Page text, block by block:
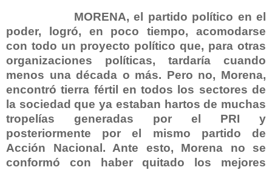
MORENA, el partido político en el
poder, logró, en poco tiempo, acomodarse
con todo un proyecto político que, para otras
organizaciones políticas, tardaría cuando
menos una década o más. Pero no, Morena,
encontró tierra fértil en todos los sectores de
la sociedad que ya estaban hartos de muchas
tropelías generadas por el PRI y
posteriormente por el mismo partido de
Acción Nacional. Ante esto, Morena no se
conformó con haber quitado los mejores